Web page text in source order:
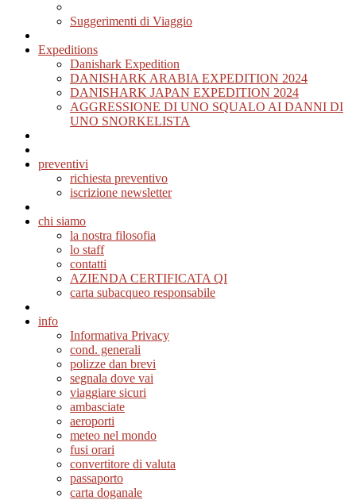
Suggerimenti di Viaggio
Expeditions
Danishark Expedition
DANISHARK ARABIA EXPEDITION 2024
DANISHARK JAPAN EXPEDITION 2024
AGGRESSIONE DI UNO SQUALO AI DANNI DI
UNO SNORKELISTA
preventivi
richiesta preventivo
iscrizione newsletter
chi siamo
la nostra filosofia
lo staff
contatti
AZIENDA CERTIFICATA QI
carta subacqueo responsabile
info
Informativa Privacy
cond. generali
polizze dan brevi
segnala dove vai
viaggiare sicuri
ambasciate
aeroporti
meteo nel mondo
fusi orari
convertitore di valuta
passaporto
carta doganale